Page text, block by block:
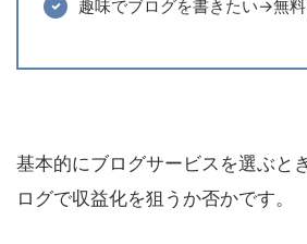
趣味でブログを書きたい→無
基本的にブログサービスを選ぶと
ログで収益化を狙うか否かです。